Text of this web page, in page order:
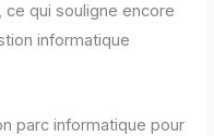
qui souligne encore
informatique
parc informatique pour